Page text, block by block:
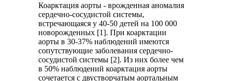
Коарктация аорты - врожденная аномалия
сердечно-сосудистой системы,
встречающаяся у 40-50 детей на 100 000
новорожденных [1]. При коарктации
аорты в 30-37% наблюдений имеются
сопутствующие заболевания сердечно-
сосудистой системы [2]. Из них более чем
в 50% наблюдений коарктация аорты
сочетается с двустворчатым аортальным